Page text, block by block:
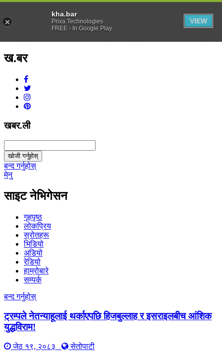
ख.बर
खबर.ली
खोजी गर्नुहोस्
बन्द गर्नुहोस्
मेनु
साइट नेभिगेसन
गृहपृष्ठ
लोकप्रिय
स्रोतहरू
भिडियो
अडियो
रेडियो
हाम्रोबारे
सम्पर्क
बन्द गर्नुहोस्
ट्रम्पले नेतन्याहूलाई थर्काएपछि हिजबुल्लाह र इसराइलबीच आंशिक
युद्धविराम!
जेठ १९, २०८३
सेतोपाटी
kha.bar
Prixa Technologies
FREE - In Google Play
VIEW